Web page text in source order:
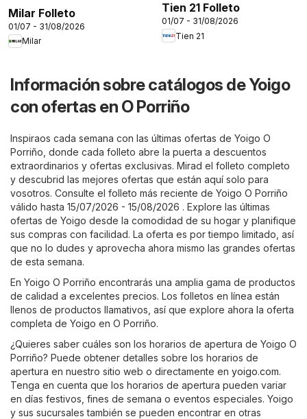
Milar Folleto
01/07 - 31/08/2026
Milar
Tien 21 Folleto
01/07 - 31/08/2026
Tien 21
Información sobre catálogos de Yoigo
con ofertas en O Porriño
Inspiraos cada semana con las últimas ofertas de Yoigo O
Porriño, donde cada folleto abre la puerta a descuentos
extraordinarios y ofertas exclusivas. Mirad el folleto completo
y descubrid las mejores ofertas que están aquí solo para
vosotros. Consulte el folleto más reciente de Yoigo O Porriño
válido hasta 15/07/2026 - 15/08/2026 . Explore las últimas
ofertas de Yoigo desde la comodidad de su hogar y planifique
sus compras con facilidad. La oferta es por tiempo limitado, así
que no lo dudes y aprovecha ahora mismo las grandes ofertas
de esta semana.
En Yoigo O Porriño encontrarás una amplia gama de productos
de calidad a excelentes precios. Los folletos en línea están
llenos de productos llamativos, así que explore ahora la oferta
completa de Yoigo en O Porriño.
¿Quieres saber cuáles son los horarios de apertura de Yoigo O
Porriño? Puede obtener detalles sobre los horarios de
apertura en nuestro sitio web o directamente en yoigo.com.
Tenga en cuenta que los horarios de apertura pueden variar
en días festivos, fines de semana o eventos especiales. Yoigo
y sus sucursales también se pueden encontrar en otras